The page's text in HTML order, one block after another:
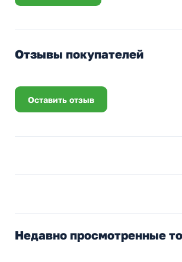
Отзывы покупателей
Оставить отзыв
Недавно просмотренные